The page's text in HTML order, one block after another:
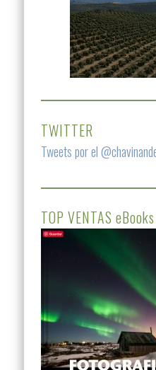
TWITTER
Tweets por el
TOP VENTAS eBooks